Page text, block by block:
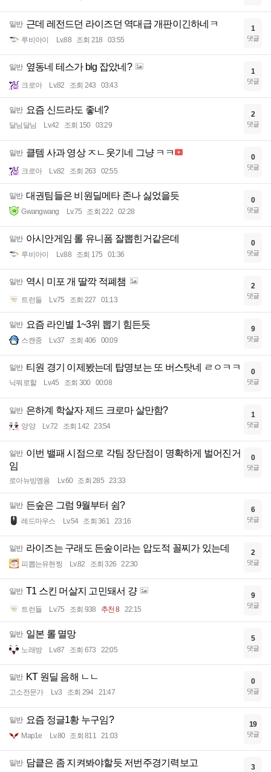
일반 근데 레전드던 라이즈던 역대급 개판이긴하네ㅋ
루비아이 Lv.88 조회 218 03:55
1
댓글
일반 옆동네 테스가 blg 잡았네?
크로아 Lv.82 조회 243 03:43
1
댓글
일반 요즘 신드라도 좋네?
달님달님 Lv.42 조회 150 03:29
2
댓글
일반 클템 사과 영상 ㅈㄴ웃기네 그냥 ㅋㅋ
크로아 Lv.82 조회 263 02:55
0
댓글
일반 대권팀들은 비원딜메타 존나 싫었을듯
Gwangwang Lv.75 조회 222 02:28
0
댓글
일반 아시안게임 롤 유니폼 잘뽑힌거같은데
루비아이 Lv.88 조회 175 01:36
0
댓글
일반 역시 미포 개 딸깍 적폐챔
트런들 Lv.75 조회 227 01:13
2
댓글
일반 요즘 라인별 1~3위 뽑기 힘든듯
스캔중 Lv.37 조회 406 00:09
9
댓글
일반 티원 경기 이제봤는데 탑명보는 또 버스탓네 ㄹㅇㅋㅋ
닉뭐로할 Lv.45 조회 300 00:08
0
댓글
일반 은하계 학살자 제드 크로마 살만함?
양양 Lv.72 조회 142 23:54
1
댓글
일반 이번 밸패 시점으로 각팀 장단점이 명확하게 벌어진거
임
로아뉴빙엥용 Lv.60 조회 285 23:33
0
댓글
일반 든숲은 그럼 9월부터 쉼?
레드마우스 Lv.54 조회 361 23:16
6
댓글
일반 라이즈는 구래도 든숲이라는 압도적 꼴찌가 있는데
피뽑는유현찡 Lv.82 조회 326 22:30
2
댓글
일반 T1 스킨 머살지 고민돼서 걍
트런들 Lv.75 조회 938 추천 8 22:15
9
댓글
일반 일본 롤 멸망
노래방 Lv.87 조회 673 22:05
5
댓글
일반 KT 원딜 음해 ㄴㄴ
고소전문가 Lv.3 조회 294 21:47
0
댓글
일반 요즘 정글1황 누구임?
Map1e Lv.80 조회 811 21:03
19
댓글
일반 담킅은 좀 지켜봐야할듯 저번주경기력보고 3